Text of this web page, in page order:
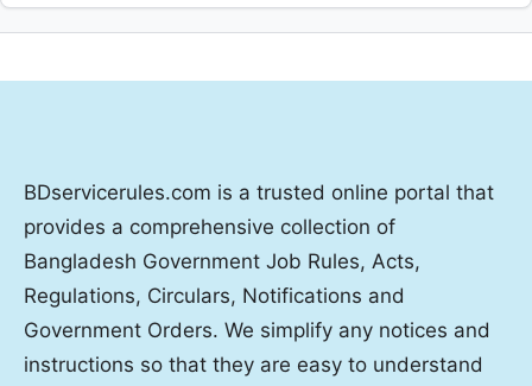
BDservicerules.com is a trusted online portal that
provides a comprehensive collection of
Bangladesh Government Job Rules, Acts,
Regulations, Circulars, Notifications and
Government Orders. We simplify any notices and
instructions so that they are easy to understand